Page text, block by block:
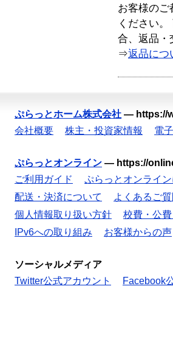
お客様のご
ください
合、返品・
⇒返品につ
ぷらっとホーム株式会社 — https://
会社概要
株主・投資家情報 電
ぷらっとオンライン — https://
ご利用ガイド
ぷらっとオンライ
配送・決済について
よくあるご質
個人情報取り扱い方針
校費・公
IPv6への取り組み
お客様からの声
ソーシャルメディア
Twitter公式アカウント
Facebook